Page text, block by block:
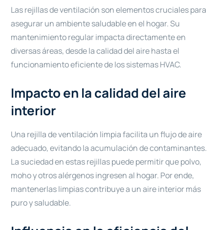
Las rejillas de ventilación son elementos cruciales para
asegurar un ambiente saludable en el hogar. Su
mantenimiento regular impacta directamente en
diversas áreas, desde la calidad del aire hasta el
funcionamiento eficiente de los sistemas HVAC.
Impacto en la calidad del aire
interior
Una rejilla de ventilación limpia facilita un flujo de aire
adecuado, evitando la acumulación de contaminantes.
La suciedad en estas rejillas puede permitir que polvo,
moho y otros alérgenos ingresen al hogar. Por ende,
mantenerlas limpias contribuye a un aire interior más
puro y saludable.